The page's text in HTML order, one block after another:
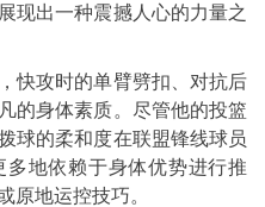
现出一种震撼人心的力量之
快攻时的单臂劈扣、对抗后
的身体素质。尽管他的投篮
球的柔和度在联盟锋线球员
地依赖于身体优势进行推
原地运控技巧。